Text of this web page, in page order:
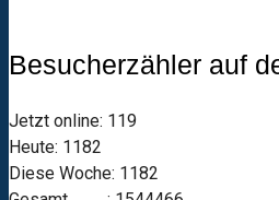
Besucherzähler auf
Jetzt online: 119
Heute: 1182
Diese Woche: 1182